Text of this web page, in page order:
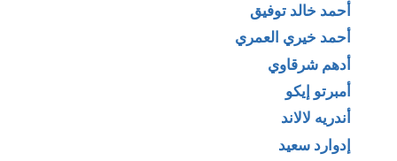
أحمد خالد توفيق
أحمد خيري العمري
أدهم شرقاوي
أمبرتو إيكو
أندريه لالاند
إدوارد سعيد